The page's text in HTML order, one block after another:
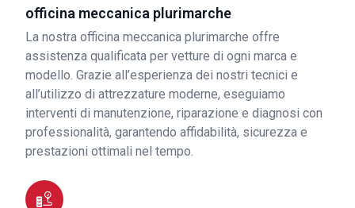
officina meccanica plurimarche
La nostra officina meccanica plurimarche offre
assistenza qualificata per vetture di ogni marca e
modello. Grazie all’esperienza dei nostri tecnici e
all’utilizzo di attrezzature moderne, eseguiamo
interventi di manutenzione, riparazione e diagnosi con
professionalità, garantendo affidabilità, sicurezza e
prestazioni ottimali nel tempo.